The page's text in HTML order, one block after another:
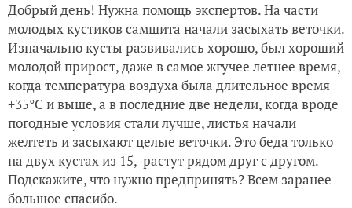
Добрый день! Нужна помощь экспертов. На части
молодых кустиков самшита начали засыхать веточки.
Изначально кусты развивались хорошо, был хороший
молодой прирост, даже в самое жгучее летнее время,
когда температура воздуха была длительное время
+35°С и выше, а в последние две недели, когда вроде
погодные условия стали лучше, листья начали
желтеть и засыхают целые веточки. Это беда только
на двух кустах из 15, растут рядом друг с другом.
Подскажите, что нужно предпринять? Всем заранее
большое спасибо.